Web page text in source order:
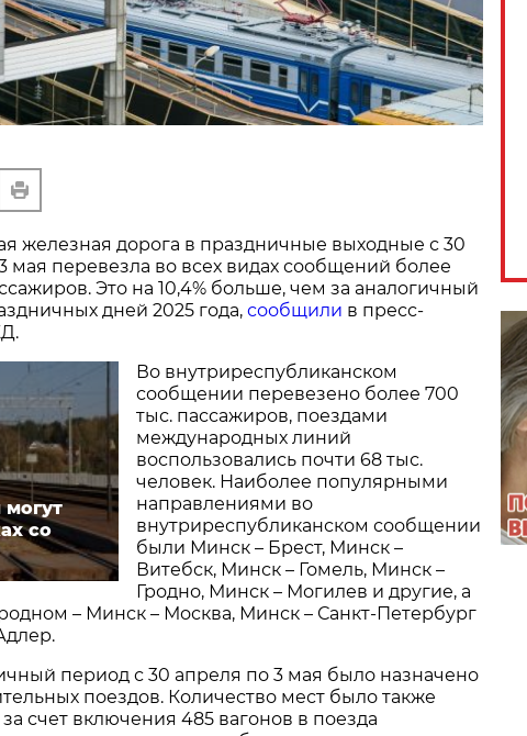
железная дорога в праздничные выходные с 30
мая перевезла во всех видах сообщений более
Это на 10,4% больше, чем за аналогичный
дней 2025 года, сообщили в пресс-
могут
со
Во внутриреспубликанском
сообщении перевезено более 700
тыс. пассажиров, поездами
международных линий
воспользовались почти 68 тыс.
человек. Наиболее популярными
направлениями во
внутриреспубликанском сообщении
были Минск – Брест, Минск –
Витебск, Минск – Гомель, Минск –
Гродно, Минск – Могилев и другие, а
– Минск – Москва, Минск – Санкт-Петербург
период с 30 апреля по 3 мая было назначено
поездов. Количество мест было также
счет включения 485 вагонов в поезда